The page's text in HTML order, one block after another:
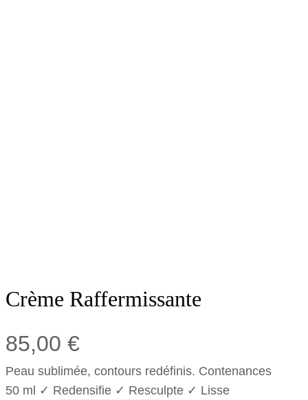
Crème Raffermissante
85,00 €
Peau sublimée, contours redéfinis. Contenances
50 ml ✓ Redensifie ✓ Resculpte ✓ Lisse